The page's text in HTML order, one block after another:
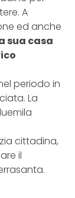
A
ed anche
sua casa
periodo in
La
cittadina,
il